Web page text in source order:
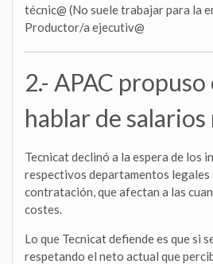
técnic@ (No suele trabajar para la
Productor/a ejecutiv@
2.- APAC
hablar de
Tecnicat declinó a la espera de los
respectivos departamentos legales
contratación, que afectan a las
costes.
Lo que Tecnicat defiende es que si
respetando el neto actual que